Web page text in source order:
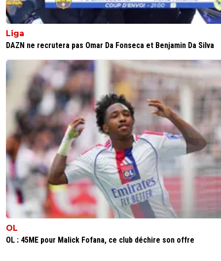
Liga
DAZN ne recrutera pas Omar Da Fonseca et Benjamin Da Silva
OL
OL : 45ME pour Malick Fofana, ce club déchire son offre